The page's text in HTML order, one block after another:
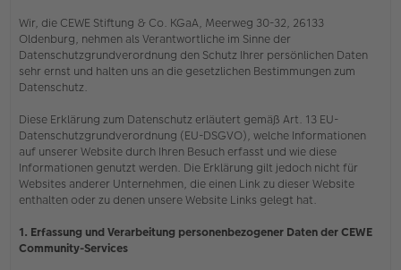
Wir, die CEWE Stiftung & Co. KGaA, Meerweg 30-32, 26133
Oldenburg, nehmen als Verantwortliche im Sinne der
Datenschutzgrundverordnung den Schutz Ihrer persönlichen Daten
sehr ernst und halten uns an die gesetzlichen Bestimmungen zum
Datenschutz.
Diese Erklärung zum Datenschutz erläutert gemäß Art. 13 EU-
Datenschutzgrundverordnung (EU-DSGVO), welche Informationen
auf unserer Website durch Ihren Besuch erfasst und wie diese
Informationen genutzt werden. Die Erklärung gilt jedoch nicht für
Websites anderer Unternehmen, die einen Link zu dieser Website
enthalten oder zu denen unsere Website Links gelegt hat.
1. Erfassung und Verarbeitung personenbezogener Daten der CEWE
Community-Services